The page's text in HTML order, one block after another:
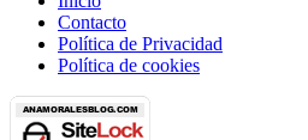
Contacto
Política de Privacidad
Política de cookies